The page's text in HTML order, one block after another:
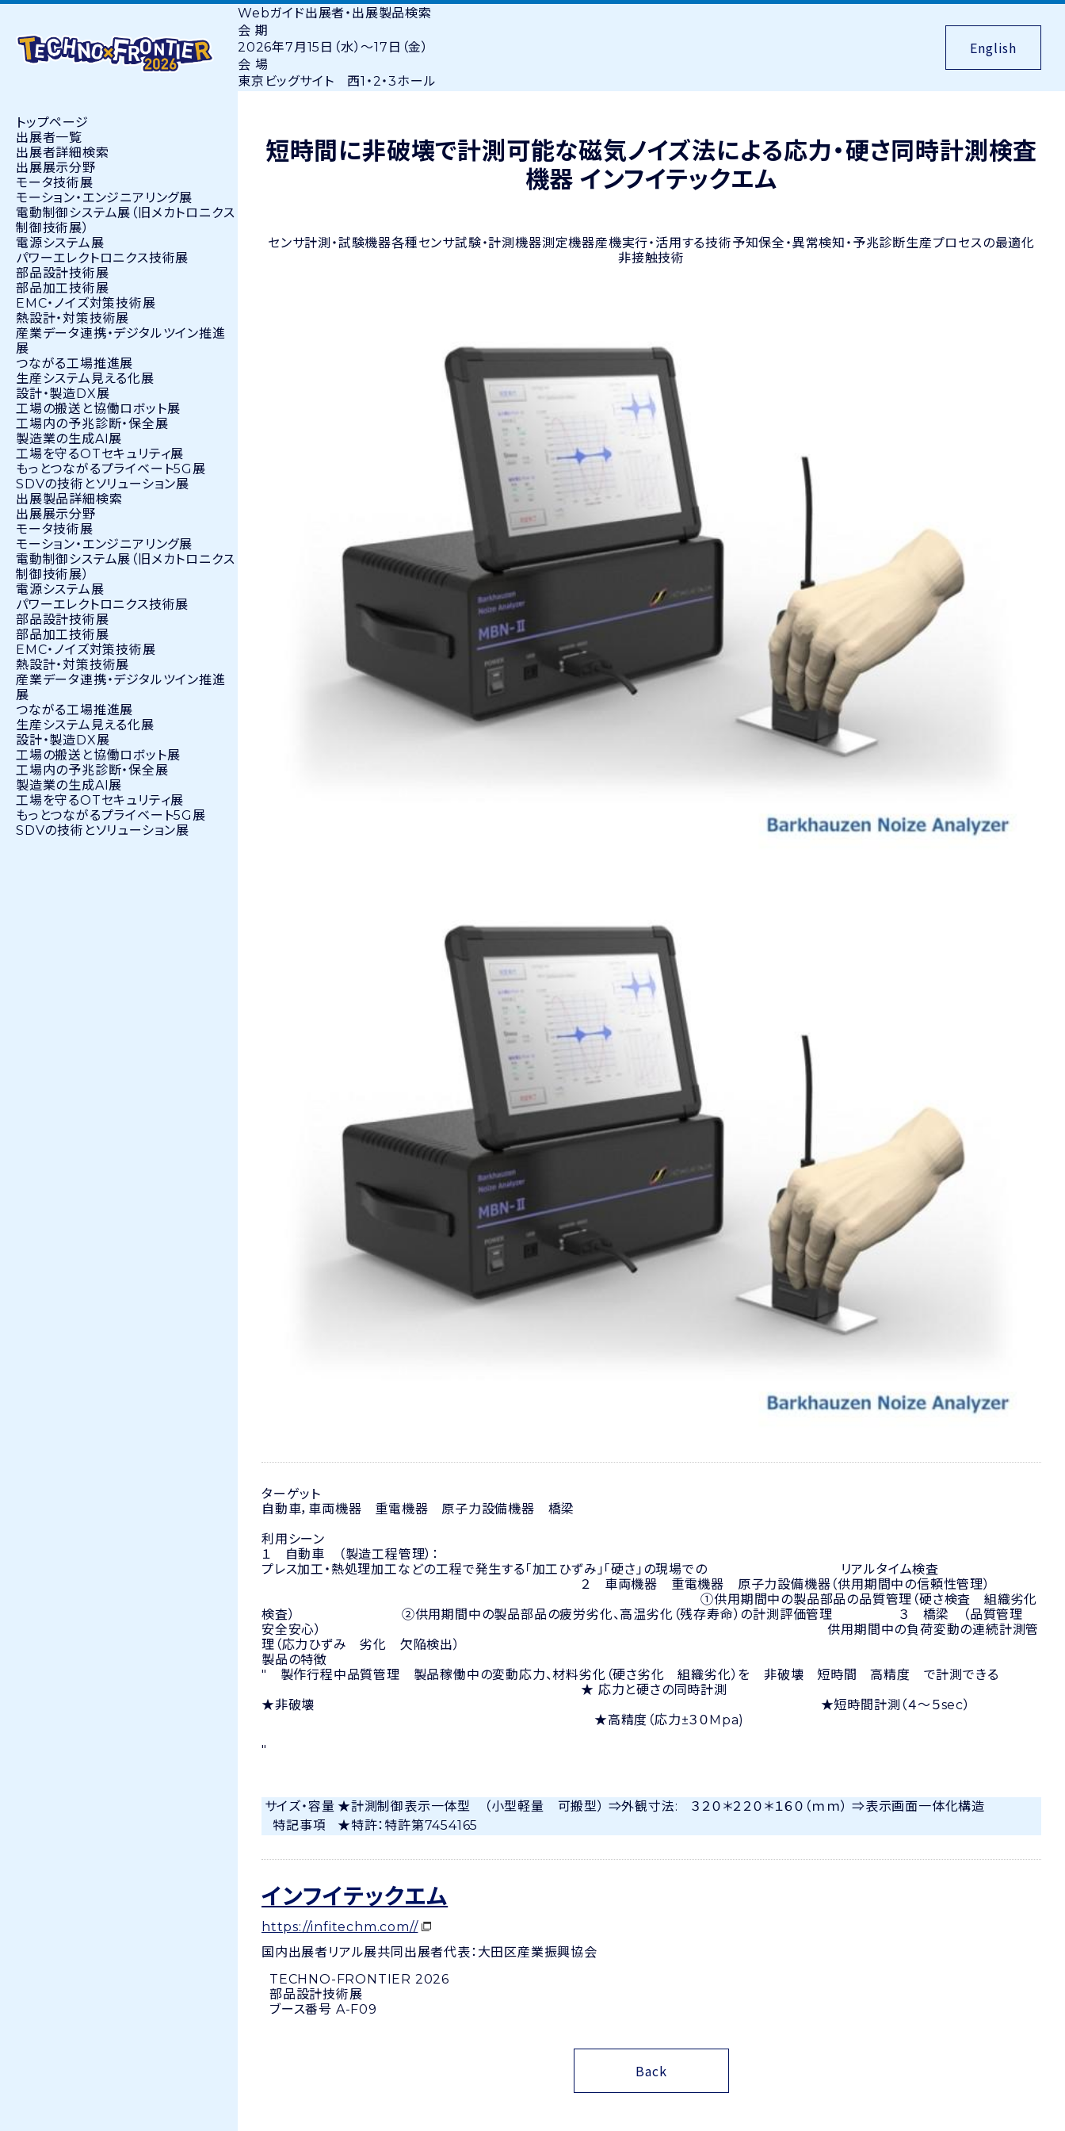
Webガイド出展者・出展製品検索
会 期
2026年7月15日（水）〜17日（金）
会 場
東京ビッグサイト 西1・2・3ホール
English
短時間に非破壊で計測可能な磁気ノイズ法による応力・硬さ同時計測検査
機器 インフイテックエム
センサ計測・試験機器各種センサ試験・計測機器測定機器産機実行・活用する技術予知保全・異常検知・予兆診断生産プロセスの最適化
非接触技術
ターゲット
自動車，車両機器 重電機器 原子力設備機器 橋梁
利用シーン
１ 自動車 （製造工程管理）：
プレス加工・熱処理加工などの工程で発生する「加工ひずみ」「硬さ」の現場での リアルタイム検査
２ 車両機器 重電機器 原子力設備機器（供用期間中の信頼性管理）
①供用期間中の製品部品の品質管理（硬さ検査 組織劣化
検査） ➁供用期間中の製品部品の疲労劣化、高温劣化（残存寿命）の計測評価管理 ３ 橋梁 （品質管理
安全安心） 供用期間中の負荷変動の連続計測管
理（応力ひずみ 劣化 欠陥検出）
製品の特徴
" 製作行程中品質管理 製品稼働中の変動応力、材料劣化（硬さ劣化 組織劣化）を 非破壊 短時間 高精度 で計測できる
★ 応力と硬さの同時計測
★非破壊 ★短時間計測（４～５sec）
★高精度（応力±３０Mpa)
"
サイズ・容量 ★計測制御表示一体型 （小型軽量 可搬型） ⇒外観寸法: ３２０＊２２０＊１６０（ｍｍ） ⇒表示画面一体化構造
特記事項
★特許：特許第7454165
インフイテックエム
https://infitechm.com//
国内出展者リアル展共同出展者代表：大田区産業振興協会
TECHNO-FRONTIER 2026
部品設計技術展
ブース番号 A-F09
Back
トップページ
出展者⼀覧
出展者詳細検索
出展展示分野
モータ技術展
モーション・エンジニアリング展
電動制御システム展（旧メカトロニクス
制御技術展）
電源システム展
パワーエレクトロニクス技術展
部品設計技術展
部品加工技術展
EMC・ノイズ対策技術展
熱設計・対策技術展
産業データ連携・デジタルツイン推進
展
つながる工場推進展
生産システム見える化展
設計・製造DX展
工場の搬送と協働ロボット展
工場内の予兆診断・保全展
製造業の生成AI展
工場を守るOTセキュリティ展
もっとつながるプライベート5G展
SDVの技術とソリューション展
出展製品詳細検索
出展展示分野
モータ技術展
モーション・エンジニアリング展
電動制御システム展（旧メカトロニクス
制御技術展）
電源システム展
パワーエレクトロニクス技術展
部品設計技術展
部品加工技術展
EMC・ノイズ対策技術展
熱設計・対策技術展
産業データ連携・デジタルツイン推進
展
つながる工場推進展
生産システム見える化展
設計・製造DX展
工場の搬送と協働ロボット展
工場内の予兆診断・保全展
製造業の生成AI展
工場を守るOTセキュリティ展
もっとつながるプライベート5G展
SDVの技術とソリューション展